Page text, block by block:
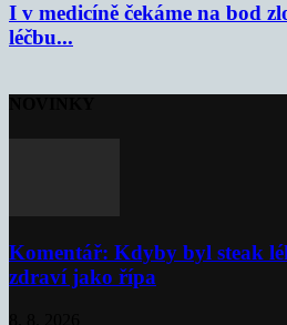
I v medicíně čekáme na bod
léčbu...
Komentář: Kdyby byl steak
zdraví jako řípa